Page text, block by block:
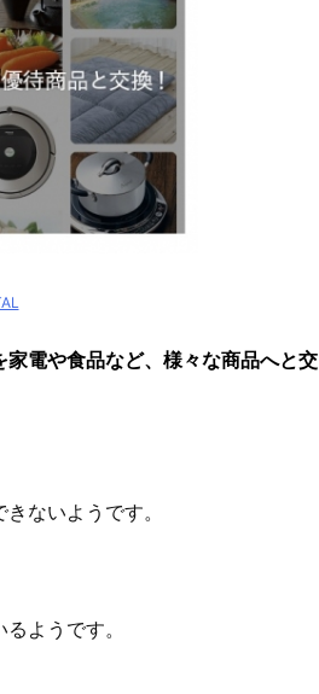
電や食品など、様々な商品へと交
ないようです。
ようです。